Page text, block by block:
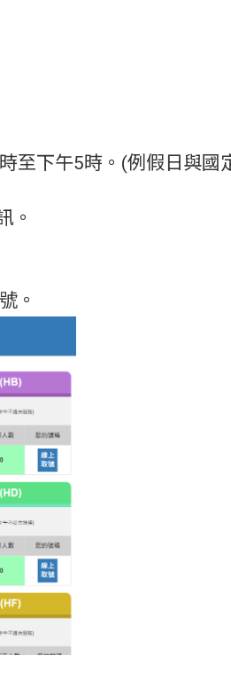
至下午5時。(例假日與國
。
。